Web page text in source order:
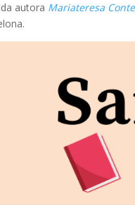
autora Mariateresa Conte